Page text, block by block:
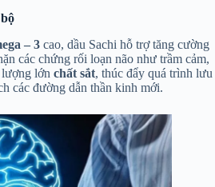
– 3 cao, dầu Sachi hỗ trợ tăng cường
các chứng rối loạn não như trầm cảm,
lớn chất sắt, thúc đẩy quá trình lưu
các đường dẫn thần kinh mới.